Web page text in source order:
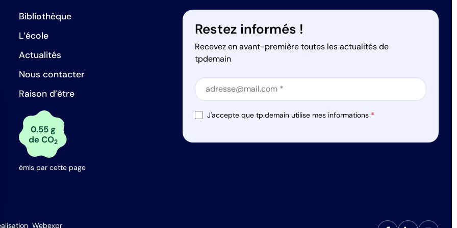
Bibliothèque
L’école
Actualités
Nous contacter
Raison d’être
0.55 g
de CO2
émis par cette page
Restez informés !
Recevez en avant-première toutes les actualités de
tpdemain
Section
Section
J'accepte que tp.demain utilise mes informations *
Webexpr